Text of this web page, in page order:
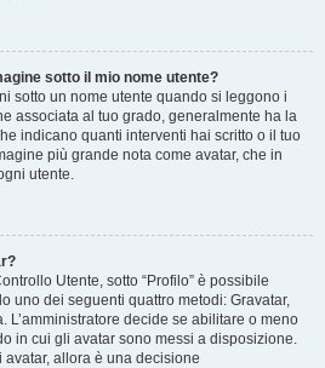
sotto il mio nome utente?
sotto un nome utente quando si leggono i
associata al tuo grado, generalmente ha la
indicano quanti interventi hai scritto o il tuo
più grande nota come avatar, che in
utente.
Utente, sotto “Profilo” è possibile
uno dei seguenti quattro metodi: Gravatar,
L’amministratore decide se abilitare o meno
in cui gli avatar sono messi a disposizione.
avatar, allora è una decisione